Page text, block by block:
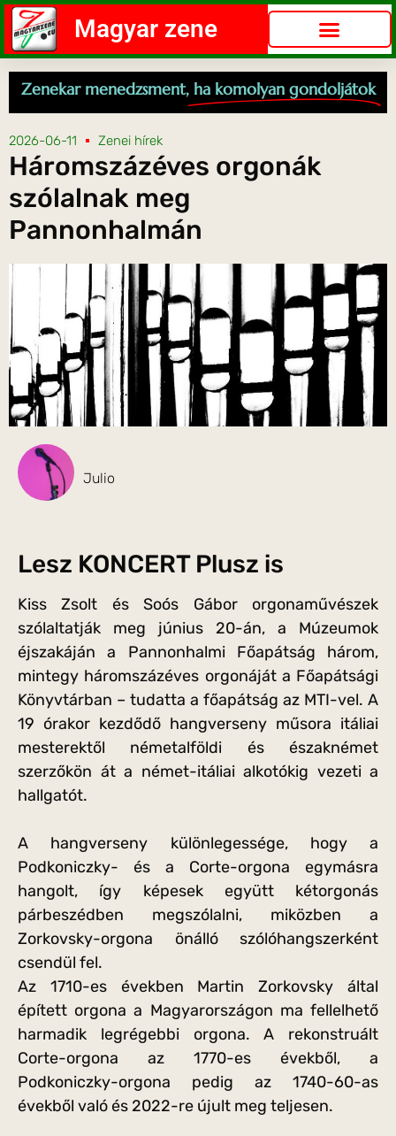
Magyar zene
Zenekar menedzsment, ha komolyan gondoljátok
2026-06-11 Zenei hírek
Háromszázéves orgonák
szólalnak meg
Pannonhalmán
Julio
Lesz KONCERT Plusz is
Kiss Zsolt és Soós Gábor orgonaművészek
szólaltatják meg június 20-án, a Múzeumok
éjszakáján a Pannonhalmi Főapátság három,
mintegy háromszázéves orgonáját a Főapátsági
Könyvtárban – tudatta a főapátság az MTI-vel. A
19 órakor kezdődő hangverseny műsora itáliai
mesterektől németalföldi és északnémet
szerzőkön át a német-itáliai alkotókig vezeti a
hallgatót.
A hangverseny különlegessége, hogy a
Podkoniczky- és a Corte-orgona egymásra
hangolt, így képesek együtt kétorgonás
párbeszédben megszólalni, miközben a
Zorkovsky-orgona önálló szólóhangszerként
csendül fel.
Az 1710-es években Martin Zorkovsky által
épített orgona a Magyarországon ma fellelhető
harmadik legrégebbi orgona. A rekonstruált
Corte-orgona az 1770-es évekből, a
Podkoniczky-orgona pedig az 1740-60-as
évekből való és 2022-re újult meg teljesen.